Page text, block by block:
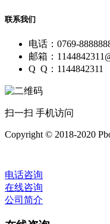
联系我们
电话：0769-
邮箱：
Q Q：1144842311
扫一扫 手机访问
Copyright © 2018-2020
电话咨询
在线咨询
公司简介